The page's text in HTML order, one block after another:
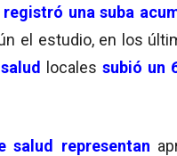
una suba
el estudio, en los
locales subió un
salud representan